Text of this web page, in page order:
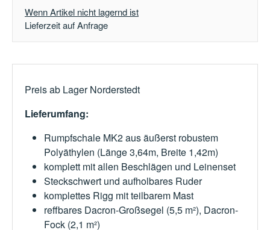
Wenn Artikel nicht lagernd ist
Lieferzeit auf Anfrage
Preis ab Lager Norderstedt
Lieferumfang:
Rumpfschale MK2 aus äußerst robustem
Polyäthylen (Länge 3,64m, Breite 1,42m)
komplett mit allen Beschlägen und Leinenset
Steckschwert und aufholbares Ruder
komplettes Rigg mit teilbarem Mast
reffbares Dacron-Großsegel (5,5 m²), Dacron-
Fock (2,1 m²)